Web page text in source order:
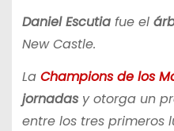
Daniel Escutiafue el
New Castle.
La Champions de los
jornadasy otorga un
entre los tres primeros